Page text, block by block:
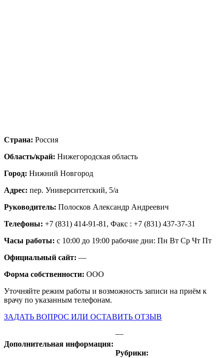
Страна: Россия
Область/край: Нижегородская область
Город: Нижний Новгород
Адрес: пер. Университетский, 5/а
Руководитель: Полосков Александр Андреевич
Телефоны: +7 (831) 414-91-81, Факс : +7 (831) 437-37-31
Часы работы: с 10:00 до 19:00 рабочие дни: Пн Вт Ср Чт Пт
Официальный сайт: —
Форма собственности: ООО
Уточняйте режим работы и возможность записи на приём к
врачу по указанным телефонам.
ЗАДАТЬ ВОПРОС ИЛИ ОСТАВИТЬ ОТЗЫВ
Дополнительная информация:
—
Рубрики: